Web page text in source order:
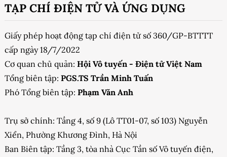
TẠP CHÍ ĐIỆN TỬ VÀ ỨNG DỤNG
Giấy phép hoạt động tạp chí điện tử số 360/GP-BTTTT
cấp ngày 18/7/2022
Cơ quan chủ quản: Hội Vô tuyến - Điện tử Việt Nam
Tổng biên tập: PGS.TS Trần Minh Tuấn
Phó Tổng biên tập: Phạm Văn Anh
Trụ sở chính: Tầng 4, số 9 (Lô TT01-07, số 103) Nguyễn
Xiển, Phường Khương Đình, Hà Nội
Ban Biên tập: Tầng 3, tòa nhà Cục Tần số Vô tuyến điện,